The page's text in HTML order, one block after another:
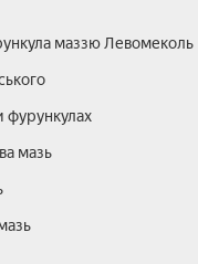
маззю Левомеколь
фурункулах
мазь